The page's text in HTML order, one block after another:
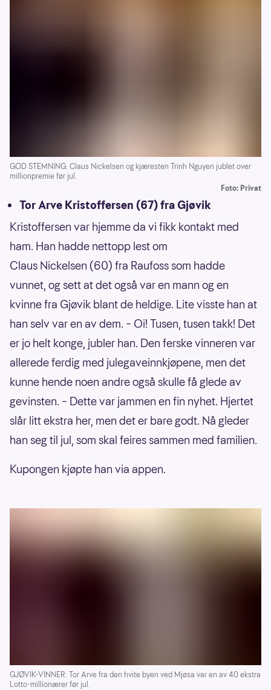
GOD STEMNING: Claus Nickelsen og kjæresten Trinh Nguyen jublet over
millionpremie før jul.
Foto: Privat
Tor Arve Kristoffersen (67) fra Gjøvik
Kristoffersen var hjemme da vi fikk kontakt med
ham. Han hadde nettopp lest om
Claus Nickelsen (60) fra Raufoss som hadde
vunnet, og sett at det også var en mann og en
kvinne fra Gjøvik blant de heldige. Lite visste han at
han selv var en av dem. – Oi! Tusen, tusen takk! Det
er jo helt konge, jubler han. Den ferske vinneren var
allerede ferdig med julegaveinnkjøpene, men det
kunne hende noen andre også skulle få glede av
gevinsten. – Dette var jammen en fin nyhet. Hjertet
slår litt ekstra her, men det er bare godt. Nå gleder
han seg til jul, som skal feires sammen med familien.
Kupongen kjøpte han via appen.
GJØVIK-VINNER: Tor Arve fra den hvite byen ved Mjøsa var en av 40 ekstra
Lotto-millionærer før jul.